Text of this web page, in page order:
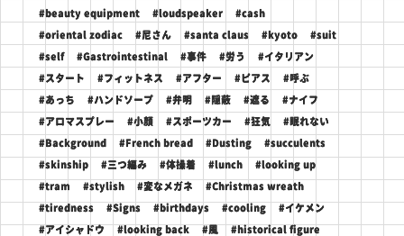
#beauty equipment #loudspeaker #cash
#oriental zodiac #尼さん #santa claus #kyoto #suit
#self #Gastrointestinal #事件 #労う #イタリアン
#スタート #フィットネス #アフター #ピアス #呼ぶ
#あっち #ハンドソープ #弁明 #隠蔽 #遮る #ナイフ
#アロマスプレー #小顔 #スポーツカー #狂気 #眠れない
#Background #French bread #Dusting #succulents
#skinship #三つ編み #体操着 #lunch #looking up
#tram #stylish #変なメガネ #Christmas wreath
#tiredness #Signs #birthdays #cooling #イケメン
#アイシャドウ #looking back #風 #historical figure